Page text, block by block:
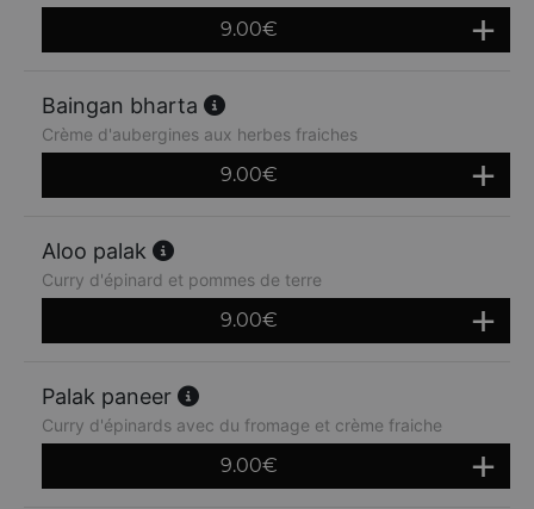
9.00€
Baingan bharta
Crème d'aubergines aux herbes fraiches
9.00€
Aloo palak
Curry d'épinard et pommes de terre
9.00€
Palak paneer
Curry d'épinards avec du fromage et crème fraiche
9.00€